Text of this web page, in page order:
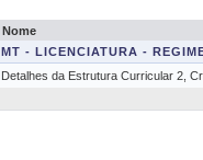
Nome
MT - LICENCIATURA -
Detalhes da Estrutura Curricular 2,